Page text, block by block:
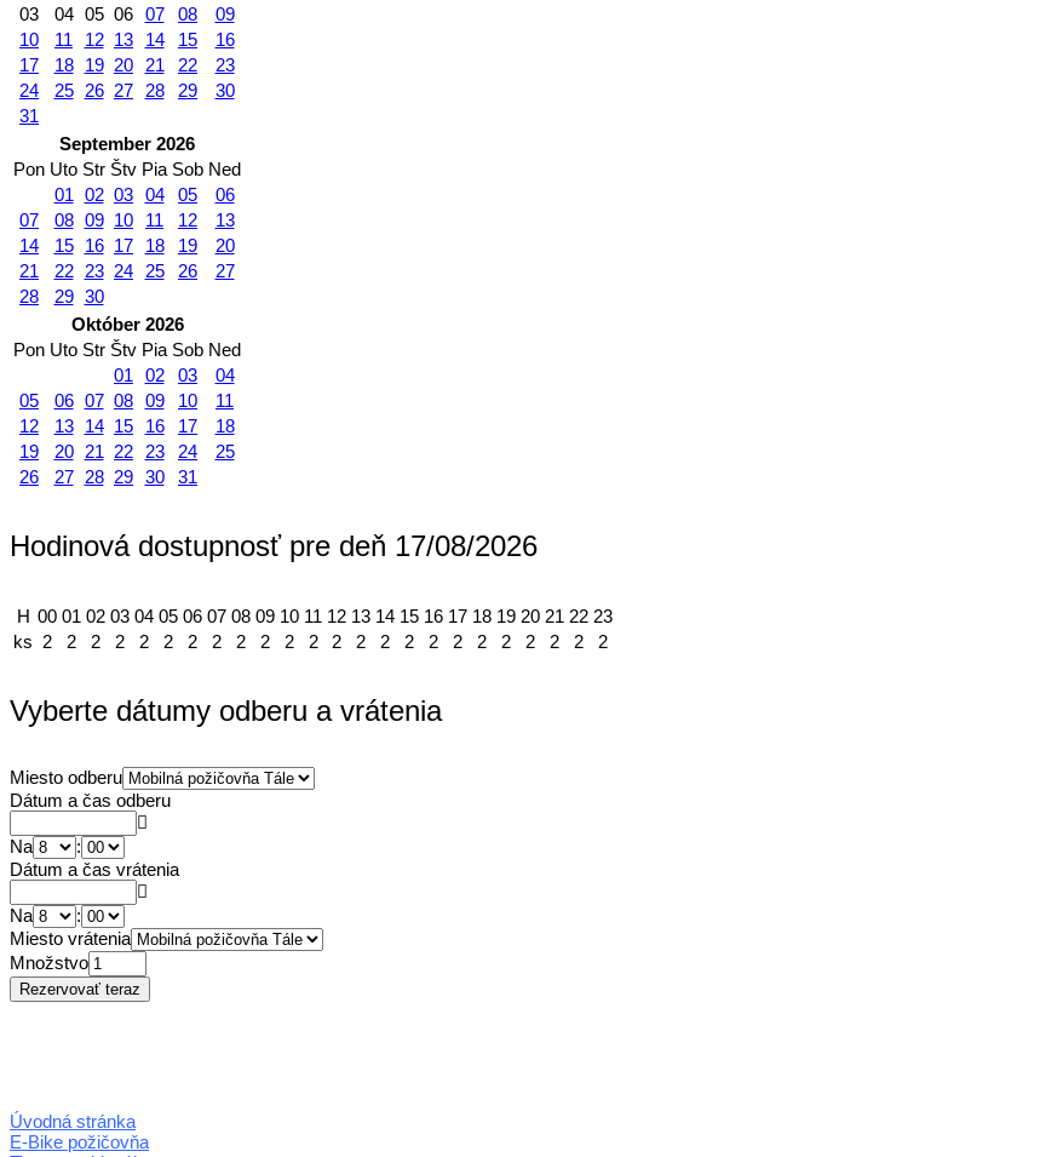
03
04 05 06 07 08
09
10
11 12 13 14 15
16
17
18 19 20 21 22
23
24
25 26 27 28 29
30
31
September 2026
Pon Uto Str Štv Pia Sob Ned
01 02 03 04 05
06
07
08 09 10 11 12
13
14
15 16 17 18 19
20
21
22 23 24 25 26
27
28
29 30
Október 2026
Pon Uto Str Štv Pia Sob Ned
01
02 03
04
05
06 07 08 09 10
11
12
13 14 15 16 17
18
19
20 21 22 23 24
25
26
27 28 29 30 31
Hodinová dostupnosť pre deň 17/08/2026
H 00 01 02 03 04 05 06 07 08 09 10 11 12 13 14 15 16 17 18 19 20 21 22 23
ks 2 2 2 2 2 2 2 2 2 2 2 2 2 2 2 2 2 2 2 2 2 2 2 2
Vyberte dátumy odberu a vrátenia
Miesto odberu
Dátum a čas odberu
Na
:
Dátum a čas vrátenia
Na
:
Miesto vrátenia
Množstvo
Úvodná stránka
E-Bike požičovňa